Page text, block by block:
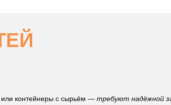
или контейнеры с сырьём — требуют надёжной